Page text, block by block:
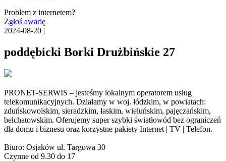
Problem z internetem?
Zgłoś awarię
2024-08-20 |
poddębicki Borki Drużbińskie 27
PRONET-SERWIS – jesteśmy lokalnym operatorem usług
telekomunikacyjnych. Działamy w woj. łódzkim, w powiatach:
zduńskowolskim, sieradzkim, łaskim, wieluńskim, pajęczańskim,
bełchatowskim. Oferujemy super szybki światłowód bez ograniczeń
dla domu i biznesu oraz korzystne pakiety Internet | TV | Telefon.
Biuro: Osjaków ul. Targowa 30
Czynne od 9.30 do 17